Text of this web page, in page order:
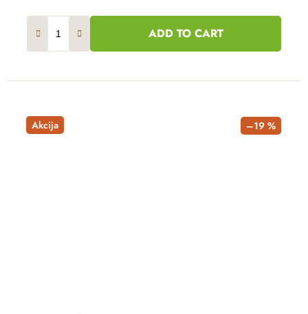
ADD TO CART
Akcija –19 %